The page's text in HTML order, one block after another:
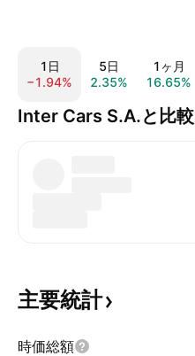
1日
−1.94%
5日
2.35%
1ヶ月
16.65%
Inter Cars S.A.と比較
主要統計
時価総額